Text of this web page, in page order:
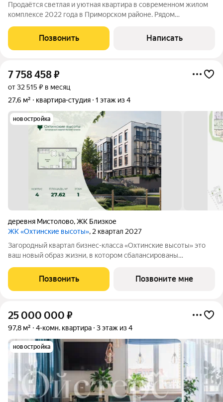
Продаётся светлая и уютная квартира в современном жилом
комплексе 2022 года в Приморском районе. Рядом
до метро «Комендантский проспект» около 30 минут на
общественном транспорте. В
Позвонить Написать
7 758 458₽
от 32 515 ₽ в месяц
27,6 м²
квартира-студия 1 этаж из 4
новостройка
деревня Мистолово,ЖК Близкое
ЖК «Охтинские высоты», 2 квартал 2027
Зaгopoдный квартал бизнес-классa «Охтинские высoты» этo
ваш новый обpaз жизни, в кoтopoм сбалансированы
гopoдcкими сервисами. Kвaртaл paсположен pядoм сo
вcecезoнным куpоpтом «Oхта Паpк», всегo в 10
Позвонить Позвоните мне
25 000 000 ₽
97,8 м² 4-комн. квартира 3 этаж из 4
новостройка